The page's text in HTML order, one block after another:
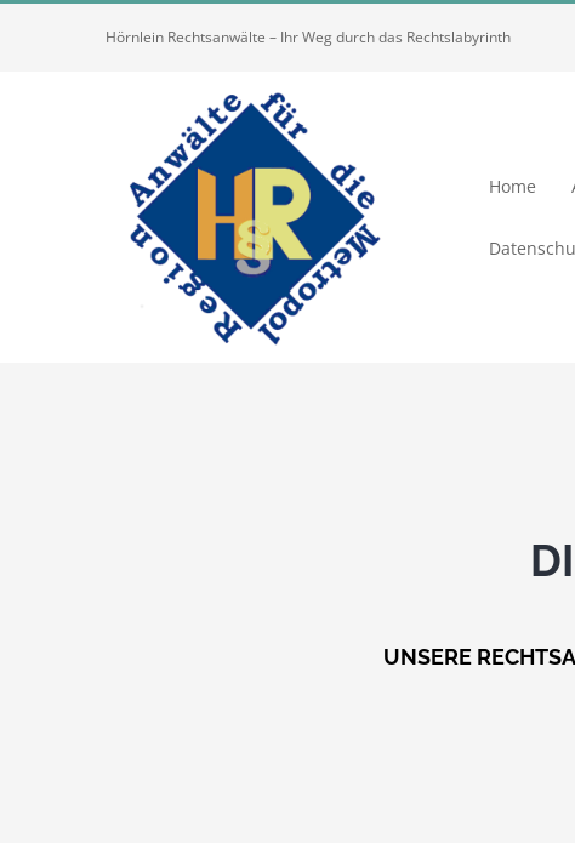
Hörnlein Rechtsanwälte – Ihr Weg durch das Rechtslabyrinth
Home
UNSERE